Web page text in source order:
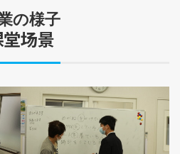
の様子
场景